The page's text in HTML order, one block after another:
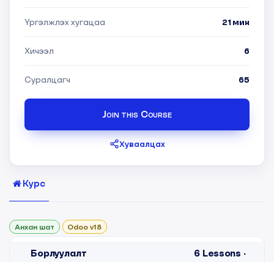
Үргэлжлэх хугацаа 21 мин
Хичээл 6
Суралцагч 65
Join this Course
Хуваалцах
Курс
Анхан шат Odoo v18
Борлуулалт 6 Lessons ·